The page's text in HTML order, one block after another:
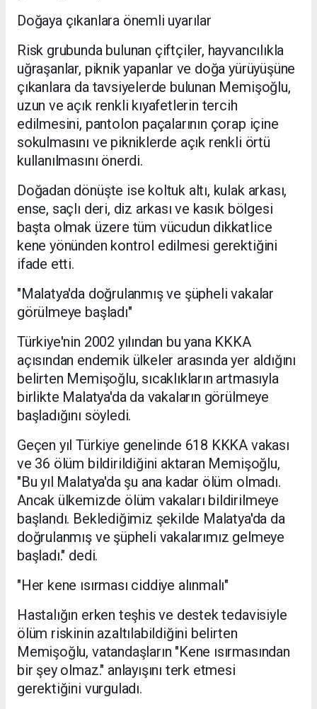
Doğaya çıkanlara önemli uyarılar
Risk grubunda bulunan çiftçiler, hayvancılıkla
uğraşanlar, piknik yapanlar ve doğa yürüyüşüne
çıkanlara da tavsiyelerde bulunan Memişoğlu,
uzun ve açık renkli kıyafetlerin tercih
edilmesini, pantolon paçalarının çorap içine
sokulmasını ve pikniklerde açık renkli örtü
kullanılmasını önerdi.
Doğadan dönüşte ise koltuk altı, kulak arkası,
ense, saçlı deri, diz arkası ve kasık bölgesi
başta olmak üzere tüm vücudun dikkatlice
kene yönünden kontrol edilmesi gerektiğini
ifade etti.
"Malatya'da doğrulanmış ve şüpheli vakalar
görülmeye başladı"
Türkiye'nin 2002 yılından bu yana KKKA
açısından endemik ülkeler arasında yer aldığını
belirten Memişoğlu, sıcaklıkların artmasıyla
birlikte Malatya'da da vakaların görülmeye
başladığını söyledi.
Geçen yıl Türkiye genelinde 618 KKKA vakası
ve 36 ölüm bildirildiğini aktaran Memişoğlu,
"Bu yıl Malatya'da şu ana kadar ölüm olmadı.
Ancak ülkemizde ölüm vakaları bildirilmeye
başlandı. Beklediğimiz şekilde Malatya'da da
doğrulanmış ve şüpheli vakalarımız gelmeye
başladı." dedi.
"Her kene ısırması ciddiye alınmalı"
Hastalığın erken teşhis ve destek tedavisiyle
ölüm riskinin azaltılabildiğini belirten
Memişoğlu, vatandaşların "Kene ısırmasından
bir şey olmaz." anlayışını terk etmesi
gerektiğini vurguladı.